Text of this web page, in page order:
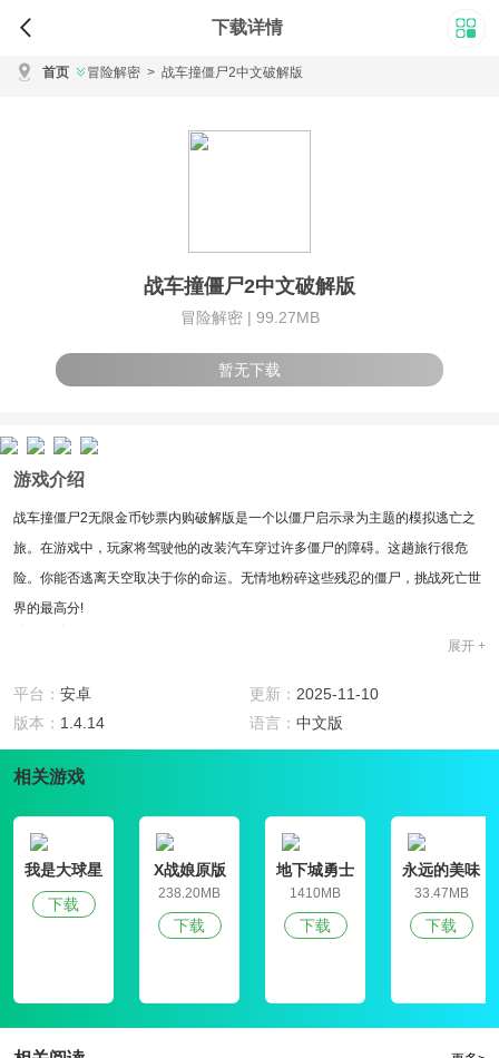
下载详情
首页 冒险解密 > 战车撞僵尸2中文破解版
战车撞僵尸2中文破解版
冒险解密 | 99.27MB
暂无下载
游戏介绍
战车撞僵尸2无限金币钞票内购破解版是一个以僵尸启示录为主题的模拟逃亡之
旅。在游戏中，玩家将驾驶他的改装汽车穿过许多僵尸的障碍。这趟旅行很危
险。你能否逃离天空取决于你的命运。无情地粉碎这些残忍的僵尸，挑战死亡世
界的最高分!
破解了游戏内购系统，拥有限金币钞票。
丰富的剧情模式，让你的战斗内容变得更加丰富。
多样的道路，不同的道路会遇到不同的僵尸。
1.加入第一部电影的情节，创造一个全新的故事。这个故事将会更长，更精彩，
2.为每个人提供更多的检查点选择。不同的选择意味着不同的冒险环境和不同特
征的僵尸。一路上总是有许多困难。你能否突破重围取决于你的驾驶技术。
4.在这个城市里，有很多破坏。没有一条平坦的大路，每一步都很危险。车辆可
展开 +
平台： 安卓 更新： 2025-11-10
版本： 1.4.14 语言： 中文版
相关游戏
我是大球星
下载
X战娘原版
238.20MB
下载
地下城勇士
官网版
1410MB
下载
永远的美味
星球4破解版
33.47MB
下载